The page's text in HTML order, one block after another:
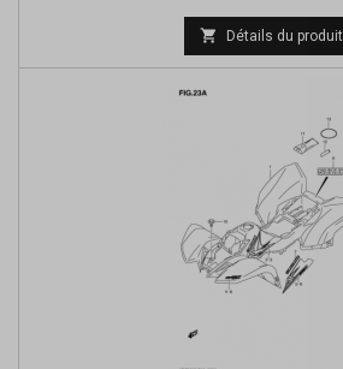
 Détails du produit